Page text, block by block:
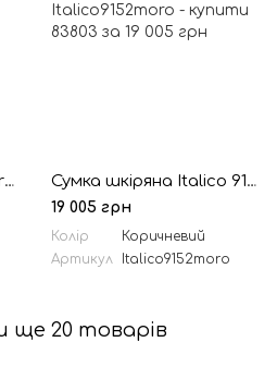
Сумка тканинна Country 1009 moro коричневий Сумка шкіряна Italico 9152 moro коричневий
19 005 грн
Колір
Коричневий
Артикул
Italico9152moro
ще 20 товарів